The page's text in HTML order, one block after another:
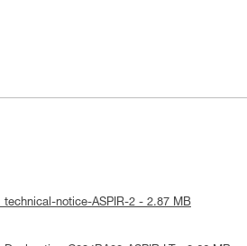
technical-notice-ASPIR-2 - 2.87 MB